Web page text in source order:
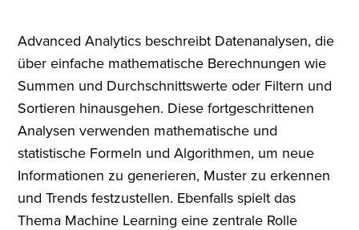
Advanced Analytics beschreibt Datenanalysen, die
über einfache mathematische Berechnungen wie
Summen und Durchschnittswerte oder Filtern und
Sortieren hinausgehen. Diese fortgeschrittenen
Analysen verwenden mathematische und
statistische Formeln und Algorithmen, um neue
Informationen zu generieren, Muster zu erkennen
und Trends festzustellen. Ebenfalls spielt das
Thema Machine Learning eine zentrale Rolle